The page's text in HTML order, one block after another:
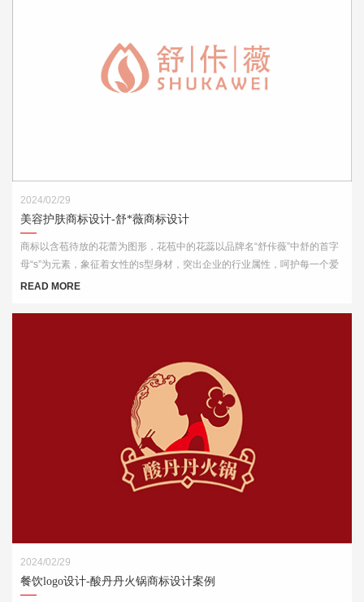
2024/02/29
美容护肤商标设计-舒*薇商标设计
商标以含苞待放的花蕾为图形，花苞中的花蕊以品牌名“舒佧薇”中舒的首字
母“s”为元素，象征着女性的s型身材，突出企业的行业属性，呵护每一个爱
美的你。
READ MORE
2024/02/29
餐饮logo设计-酸丹丹火锅商标设计案例